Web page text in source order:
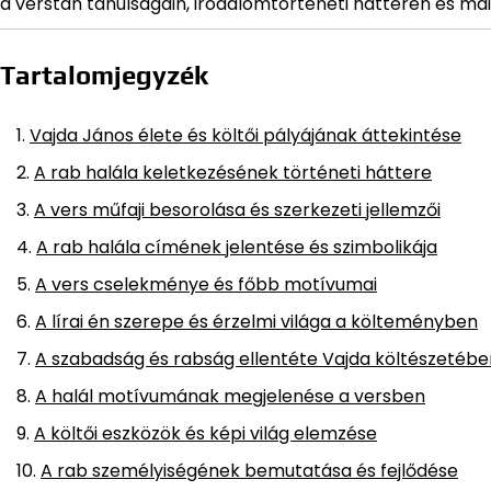
Tartalomjegyzék
Vajda János élete és költői pályájának áttekintése
A rab halála keletkezésének történeti háttere
A vers műfaji besorolása és szerkezeti jellemzői
A rab halála címének jelentése és szimbolikája
A vers cselekménye és főbb motívumai
A lírai én szerepe és érzelmi világa a költeményben
A szabadság és rabság ellentéte Vajda
A halál motívumának megjelenése a versben
A költői eszközök és képi világ elemzése
A rab személyiségének bemutatása és fejlődése